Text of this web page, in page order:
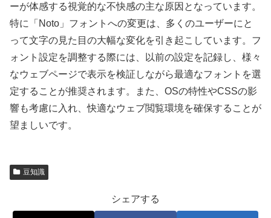
ーが体感する視覚的な不快感の主な原因となっています。
特に「Noto」フォントへの変更は、多くのユーザーにと
って文字の見た目の大幅な変化を引き起こしています。フ
ォント設定を調整する際には、以前の設定を記録し、様々
なウェブページで表示を検証しながら最適なフォントを選
定することが推奨されます。また、OSの特性やCSSの影
響も考慮に入れ、快適なウェブ閲覧環境を確保することが
望ましいです。
豆知識
シェアする